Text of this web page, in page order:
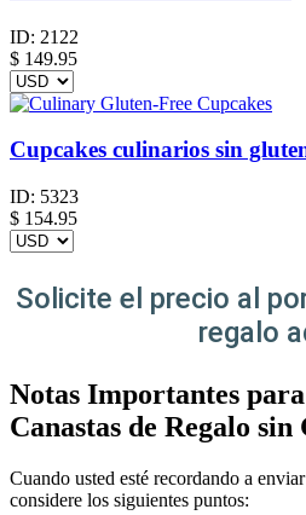
ID: 2122
$ 149.95
Cupcakes culinarios sin
ID: 5323
$ 154.95
Solicite el precio al
regalo
Notas Importantes
Canastas de Regalo
Cuando usted esté recordando a
considere los siguientes puntos: